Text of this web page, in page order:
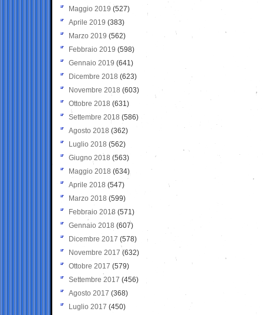
Maggio 2019 (527)
Aprile 2019 (383)
Marzo 2019 (562)
Febbraio 2019 (598)
Gennaio 2019 (641)
Dicembre 2018 (623)
Novembre 2018 (603)
Ottobre 2018 (631)
Settembre 2018 (586)
Agosto 2018 (362)
Luglio 2018 (562)
Giugno 2018 (563)
Maggio 2018 (634)
Aprile 2018 (547)
Marzo 2018 (599)
Febbraio 2018 (571)
Gennaio 2018 (607)
Dicembre 2017 (578)
Novembre 2017 (632)
Ottobre 2017 (579)
Settembre 2017 (456)
Agosto 2017 (368)
Luglio 2017 (450)